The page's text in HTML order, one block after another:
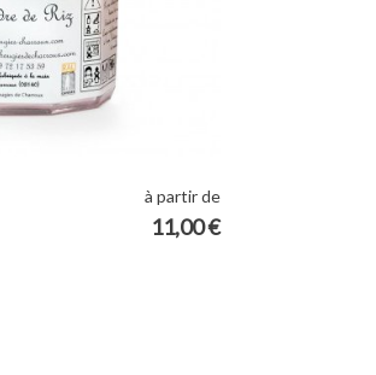
à partir de
11,00 €